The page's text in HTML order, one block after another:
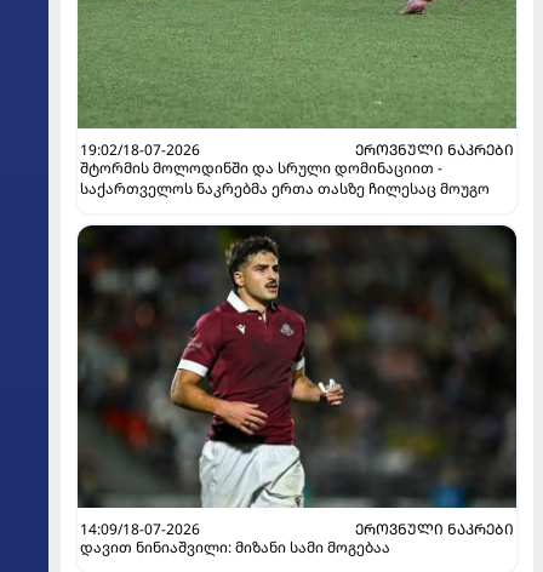
19:02/18-07-2026
ᲔᲠᲝᲕᲜᲣᲚᲘ ᲜᲐᲙᲠᲔᲑᲘ
შტორმის მოლოდინში და სრული დომინაციით -
საქართველოს ნაკრებმა ერთა თასზე ჩილესაც მოუგო
14:09/18-07-2026
ᲔᲠᲝᲕᲜᲣᲚᲘ ᲜᲐᲙᲠᲔᲑᲘ
დავით ნინიაშვილი: მიზანი სამი მოგებაა